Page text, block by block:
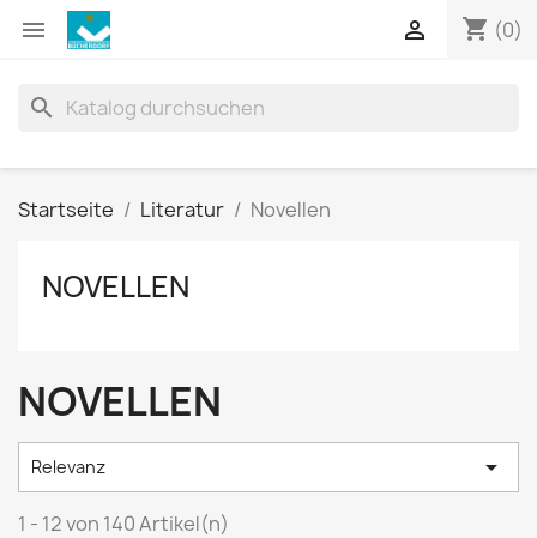
 shopping_cart (0)

search
Startseite Literatur Novellen
NOVELLEN
NOVELLEN
Relevanz 
1 - 12 von 140 Artikel(n)